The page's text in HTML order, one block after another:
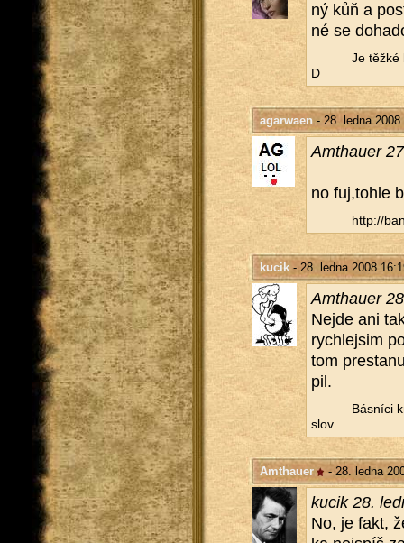
ný kůň a
né se
Je těžké
D
agarwaen- 28. ledna 2008
Am­thauer
no fuj,tohle
http://​
kucik- 28. ledna 2008
Am­thauer
Nejde ani
rych­lej­sim
tom
pil.
Bás­ní­ci
slov.
Amthauer - 28. ledna
kucik 28.
No, je fakt,